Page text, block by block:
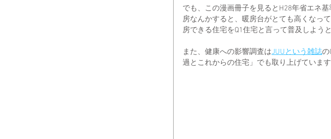
でも、この漫画冊子を見るとH28年省エネ
房なんかすると、暖房台がとても高くなっ
房できる住宅をQ1住宅と言って普及しよう
また、健康への影響調査はJUUという雑誌の
過とこれからの住宅」でも取り上げていま